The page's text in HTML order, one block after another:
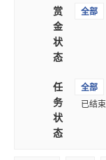
赏
金
状
态
全部
任
务
状
态
全部
已结束